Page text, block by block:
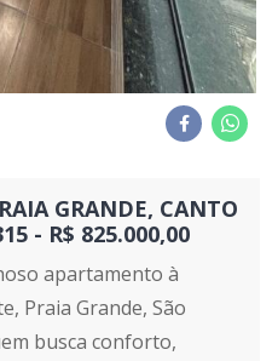
GRANDE, CANTO
- R$ 825.000,00
apartamento à
Praia Grande, São
busca conforto,